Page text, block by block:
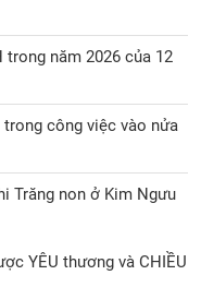
trong năm 2026 của 12
công việc vào nửa
Trăng non ở Kim Ngưu
YÊU thương và CHIỀU